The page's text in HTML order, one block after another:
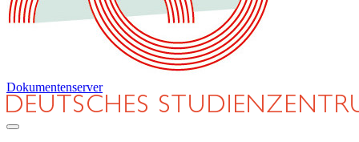
Dokumentenserver